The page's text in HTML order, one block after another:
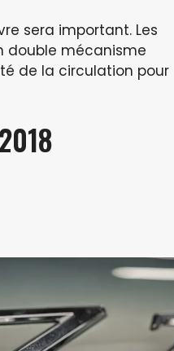
sera important. Les
double mécanisme
de la circulation pour